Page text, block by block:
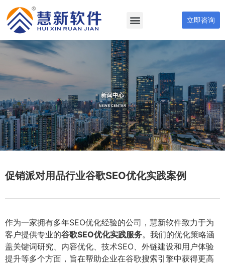
立即咨询
促销派对用品行业谷歌SEO优化实践案例
作为一家拥有多年SEO优化经验的公司，慧新软件致力于为
客户提供专业的谷歌SEO优化实践服务。我们的优化策略涵
盖关键词研究、内容优化、技术SEO、外链建设和用户体验
提升等多个方面，旨在帮助企业在谷歌搜索引擎中获得更高